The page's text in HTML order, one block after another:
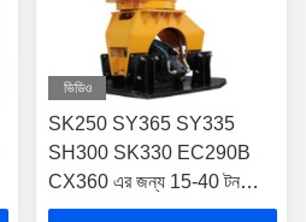
ভিডিও
SK250 SY365 SY335
SH300 SK330 EC290B
CX360 এর জন্য 15-40 টন
হাইড্রোলিক কম্প্যাক্টর